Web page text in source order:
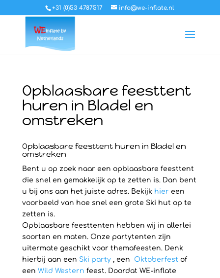
+31 (0)53 4787517 info@we-inflate.nl
Opblaasbare feesttent
huren in Bladel en
omstreken
Opblaasbare feesttent huren in Bladel en
omstreken
Bent u op zoek naar een opblaasbare feesttent
die snel en gemakkelijk op te zetten is. Dan bent
u bij ons aan het juiste adres. Bekijk hier een
voorbeeld van hoe snel een grote Ski hut op te
zetten is.
Opblaasbare feesttenten hebben wij in allerlei
soorten en maten. Onze partytenten zijn
uitermate geschikt voor themafeesten. Denk
hierbij aan een Ski party, een Oktoberfest of
een Wild Western feest. Doordat WE-inflate